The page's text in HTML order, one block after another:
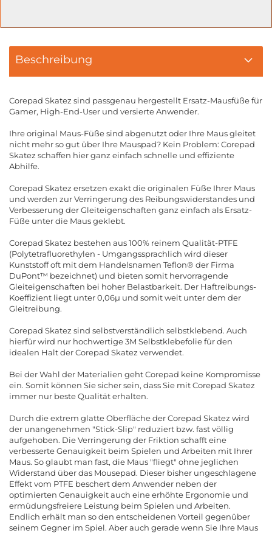
Beschreibung
Corepad Skatez sind passgenau hergestellt Ersatz-Mausfüße für
Gamer, High-End-User und versierte Anwender.
Ihre original Maus-Füße sind abgenutzt oder Ihre Maus gleitet
nicht mehr so gut über Ihre Mauspad? Kein Problem: Corepad
Skatez schaffen hier ganz einfach schnelle und effiziente
Abhilfe.
Corepad Skatez ersetzen exakt die originalen Füße Ihrer Maus
und werden zur Verringerung des Reibungswiderstandes und
Verbesserung der Gleiteigenschaften ganz einfach als Ersatz-
Füße unter die Maus geklebt.
Corepad Skatez bestehen aus 100% reinem Qualität-PTFE
(Polytetrafluorethylen - Umgangssprachlich wird dieser
Kunststoff oft mit dem Handelsnamen Teflon® der Firma
DuPont™ bezeichnet) und bieten somit hervorragende
Gleiteigenschaften bei hoher Belastbarkeit. Der Haftreibungs-
Koeffizient liegt unter 0,06µ und somit weit unter dem der
Gleitreibung.
Corepad Skatez sind selbstverständlich selbstklebend. Auch
hierfür wird nur hochwertige 3M Selbstklebefolie für den
idealen Halt der Corepad Skatez verwendet.
Bei der Wahl der Materialien geht Corepad keine Kompromisse
ein. Somit können Sie sicher sein, dass Sie mit Corepad Skatez
immer nur beste Qualität erhalten.
Durch die extrem glatte Oberfläche der Corepad Skatez wird
der unangenehmen "Stick-Slip" reduziert bzw. fast völlig
aufgehoben. Die Verringerung der Friktion schafft eine
verbesserte Genauigkeit beim Spielen und Arbeiten mit Ihrer
Maus. So glaubt man fast, die Maus "fliegt" ohne jeglichen
Widerstand über das Mousepad. Dieser bisher ungeschlagene
Effekt vom PTFE beschert dem Anwender neben der
optimierten Genauigkeit auch eine erhöhte Ergonomie und
ermüdungsfreiere Leistung beim Spielen und Arbeiten.
Endlich erhält man so den entscheidenen Vorteil gegenüber
seinem Gegner im Spiel. Aber auch gerade wenn Sie Ihre Maus